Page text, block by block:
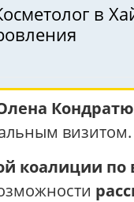
в
визитом.
коалиции